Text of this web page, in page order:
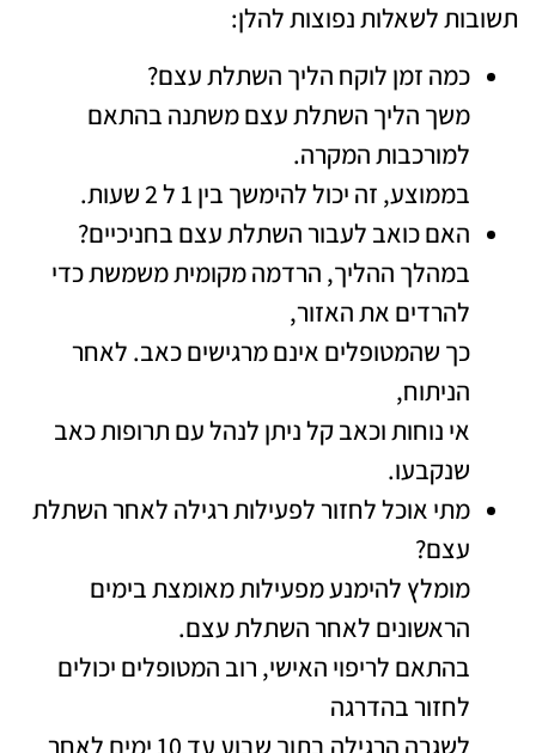
תשובות לשאלות נפוצות להלן:
כמה זמן לוקח הליך השתלת עצם?
משך הליך השתלת עצם משתנה בהתאם
למורכבות המקרה.
בממוצע, זה יכול להימשך בין 1 ל 2 שעות.
האם כואב לעבור השתלת עצם בחניכיים?
במהלך ההליך, הרדמה מקומית משמשת כדי
להרדים את האזור,
כך שהמטופלים אינם מרגישים כאב. לאחר
הניתוח,
אי נוחות וכאב קל ניתן לנהל עם תרופות כאב
שנקבעו.
מתי אוכל לחזור לפעילות רגילה לאחר השתלת
עצם?
מומלץ להימנע מפעילות מאומצת בימים
הראשונים לאחר השתלת עצם.
בהתאם לריפוי האישי, רוב המטופלים יכולים
לחזור בהדרגה
לשגרה הרגילה בתוך שבוע עד 10 ימים לאחר